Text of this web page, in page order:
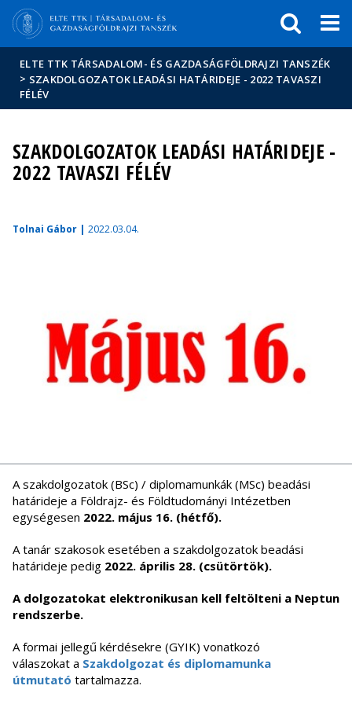
Hírek
Események
ELTE a
sajtóban
ELTE TTK TÁRSADALOM- ÉS GAZDASÁGFÖLDRAJZI TANSZÉK
> SZAKDOLGOZATOK LEADÁSI HATÁRIDEJE - 2022 TAVASZI
FÉLÉV
SZAKDOLGOZATOK LEADÁSI HATÁRIDEJE -
2022 TAVASZI FÉLÉV
Tolnai Gábor | 2022.03.04.
A szakdolgozatok (BSc) / diplomamunkák (MSc) beadási
határideje a Földrajz- és Földtudományi Intézetben
egységesen 2022. május 16. (hétfő).
A tanár szakosok esetében a szakdolgozatok beadási
határideje pedig 2022. április 28. (csütörtök).
A dolgozatokat elektronikusan kell feltölteni a Neptun
rendszerbe.
A formai jellegű kérdésekre (GYIK) vonatkozó
válaszokat a Szakdolgozat és diplomamunka
útmutató tartalmazza.